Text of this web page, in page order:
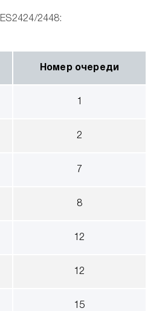
2448:
Номер очереди
2
7
8
12
12
15